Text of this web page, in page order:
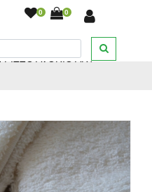
0 0
/SET 3 PZ LAVETTE
PIZZO AVORIO ART